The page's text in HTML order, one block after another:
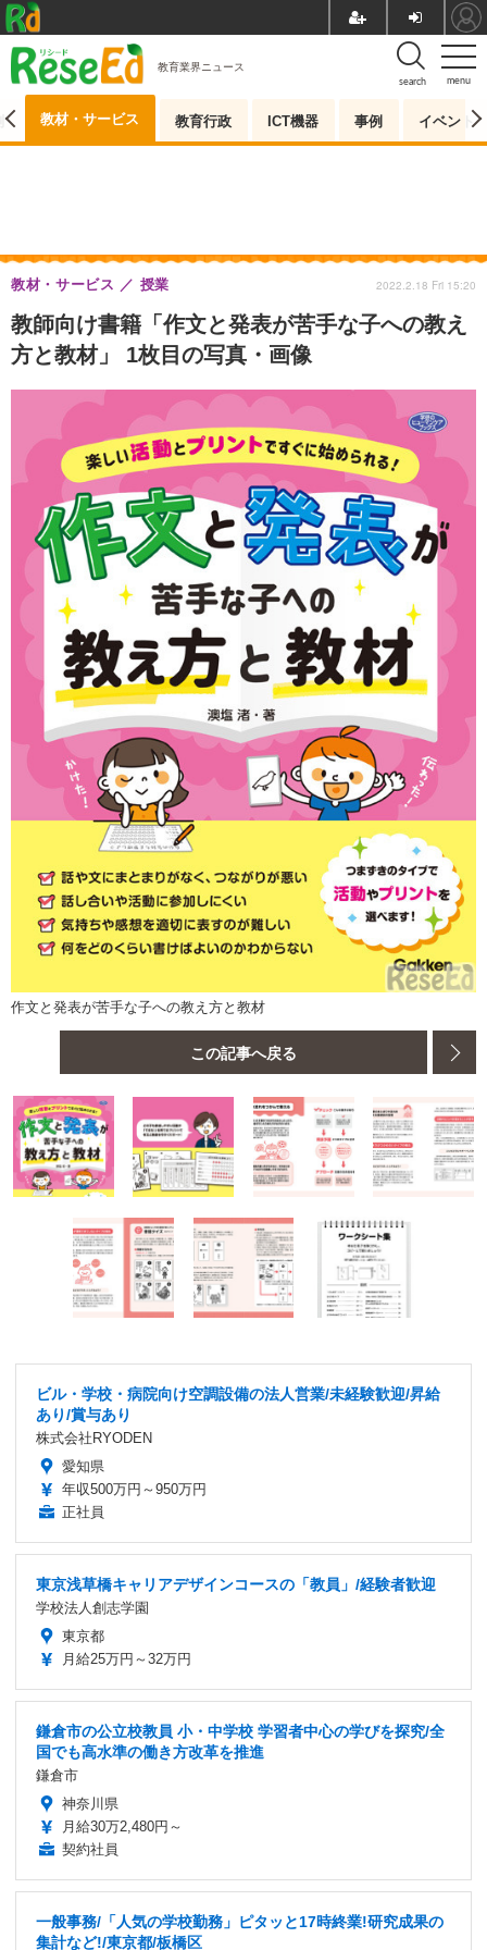
menu
search
教育業界ニュース
教材・サービス 教育行政 ICT機器 事例 イベント
教師向け書籍「作文と発表が苦手な子への教え
方と教材」 1枚目の写真・画像
教材・サービス 授業 2022.2.18 Fri 15:20
作文と発表が苦手な子への教え方と教材
この記事へ戻る
ビル・学校・病院向け空調設備の法人営業/未経験歓迎/昇給
あり/賞与あり
株式会社RYODEN
愛知県
年収500万円～950万円
正社員
東京浅草橋キャリアデザインコースの「教員」/経験者歓迎
学校法人創志学園
東京都
月給25万円～32万円
鎌倉市の公立校教員 小・中学校 学習者中心の学びを探究/全
国でも高水準の働き方改革を推進
鎌倉市
神奈川県
月給30万2,480円～
契約社員
一般事務/「人気の学校勤務」ピタッと17時終業!研究成果の
集計など!/東京都/板橋区